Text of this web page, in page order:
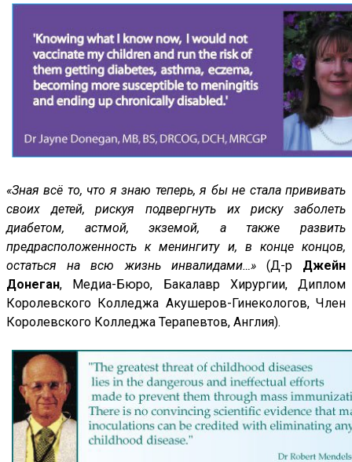
«Зная всё то, что я знаю теперь, я бы не стала прививать
своих детей, рискуя подвергнуть их риску заболеть
диабетом, астмой, экземой, а также развить
предрасположенность к менингиту и, в конце концов,
остаться на всю жизнь инвалидами…»(Д-р Джейн
Донеган, Медиа-Бюро, Бакалавр Хирургии, Диплом
Королевского Колледжа Акушеров-Гинекологов, Член
Королевского Колледжа Терапевтов, Англия).